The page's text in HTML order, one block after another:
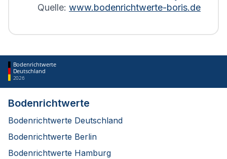
Quelle: www.bodenrichtwerte-boris.de
Bodenrichtwerte
Deutschland
2026
Bodenrichtwerte
Bodenrichtwerte Deutschland
Bodenrichtwerte Berlin
Bodenrichtwerte Hamburg